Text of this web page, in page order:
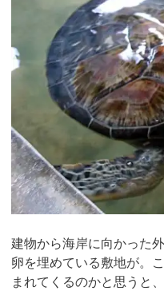
建物から海岸に向かった
卵を埋めている敷地が。
まれてくるのかと思うと